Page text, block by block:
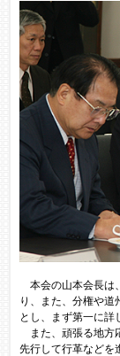
本会の山本会長は
り、また、分権や道
とし、まず第一に詳
また、頑張る地方
先行して行革などを